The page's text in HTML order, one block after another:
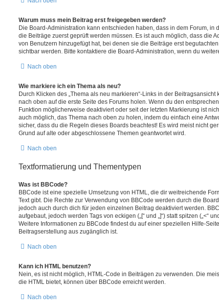
Warum muss mein Beitrag erst freigegeben werden?
Die Board-Administration kann entschieden haben, dass in dem Forum, in
die Beiträge zuerst geprüft werden müssen. Es ist auch möglich, dass die
von Benutzern hinzugefügt hat, bei denen sie die Beiträge erst
sichtbar werden. Bitte kontaktiere die Board-Administration, wenn du
Nach oben
Wie markiere ich ein Thema als neu?
Durch Klicken des „Thema als neu markieren“-Links in der
nach oben auf die erste Seite des Forums holen. Wenn du den
Funktion möglicherweise deaktiviert oder seit der letzten Markierung ist
auch möglich, das Thema nach oben zu holen, indem du einfach eine
sicher, dass du die Regeln dieses Boards beachtest! Es wird meist nicht
Grund auf alte oder abgeschlossene Themen geantwortet wird.
Nach oben
Textformatierung und Thementypen
Was ist BBCode?
BBCode ist eine spezielle Umsetzung von HTML, die dir weitreichende
Text gibt. Die Rechte zur Verwendung von BBCode werden durch die
jedoch auch durch dich für jeden einzelnen Beitrag deaktiviert werden.
aufgebaut, jedoch werden Tags von eckigen („[“ und „]“) statt spitzen („<“
Weitere Informationen zu BBCode findest du auf einer speziellen Hilfe-
Beitragserstellung aus zugänglich ist.
Nach oben
Kann ich HTML benutzen?
Nein, es ist nicht möglich, HTML-Code in Beiträgen zu verwenden. Die
die HTML bietet, können über BBCode erreicht werden.
Nach oben